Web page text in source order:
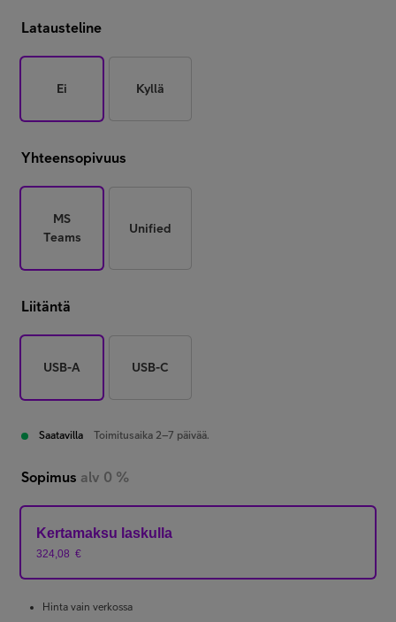
Latausteline
Ei Kyllä
Yhteensopivuus
MS
Teams
Unified
Liitäntä
USB-A USB-C
Saatavilla Toimitusaika 2–7 päivää.
Sopimus alv 0 %
Kertamaksu laskulla
324,08 €
Hinta vain verkossa